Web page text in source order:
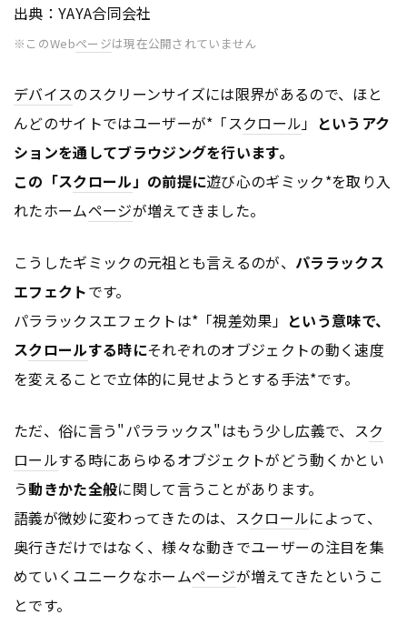
出典：YAYA合同会社
※このWebページは現在公開されていません
デバイスのスクリーンサイズには限界があるので、ほと
んどのサイトではユーザーが*「スクロール」 というアク
ションを通してブラウジングを行います。
この「スクロール」の前提に遊び心のギミック*を取り入
れたホームページが増えてきました。
こうしたギミックの元祖とも言えるのが、 パララックス
エフェクトです。
パララックスエフェクトは*「視差効果」 という意味で、
スクロールする時にそれぞれのオブジェクトの動く速度
を変えることで立体的に見せようとする手法*です。
ただ、俗に言う"パララックス"はもう少し広義で、スク
ロールする時にあらゆるオブジェクトがどう動くかとい
う動きかた全般に関して言うことがあります。
語義が微妙に変わってきたのは、スクロールによって、
奥行きだけではなく、様々な動きでユーザーの注目を集
めていくユニークなホームページが増えてきたというこ
とです。